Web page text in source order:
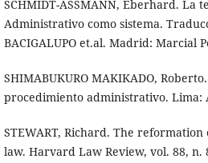
SCHMIDT-ASSMANN, Eberhard. La
Administrativo como sistema.
BACIGALUPO et.al. Madrid: Marcial
SHIMABUKURO MAKIKADO,
procedimiento administrativo. Lima:
STEWART, Richard. The
law. Harvard Law Review, vol. 88, n.